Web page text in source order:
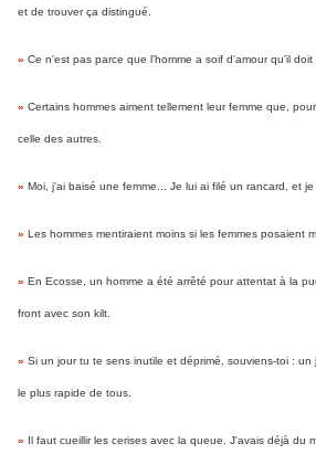
et de trouver ça distingué.
» Ce n'est pas parce que l'homme a soif d'amour qu'il doit
» Certains hommes aiment tellement leur femme que,
celle des autres.
» Moi, j'ai baisé une femme... Je lui ai filé un rancard, et
» Les hommes mentiraient moins si les femmes posaient
» En Ecosse, un homme a été arrêté pour attentat à la
front avec son kilt.
» Si un jour tu te sens inutile et déprimé, souviens-toi :
le plus rapide de tous.
» Il faut cueillir les cerises avec la queue. J'avais déjà du